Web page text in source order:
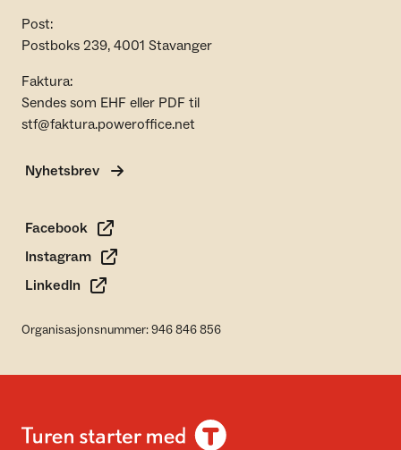
Post:
Postboks 239, 4001 Stavanger
Faktura:
Sendes som EHF eller PDF til
stf@faktura.poweroffice.net
Nyhetsbrev
Facebook
Instagram
LinkedIn
Organisasjonsnummer: 946 846 856